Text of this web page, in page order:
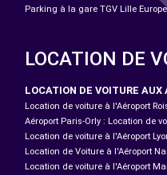
Parking à la gare TGV Lille Europe
LOCATION DE
LOCATION DE VOITURE AUX
Location de voiture à l'Aéroport
Aéroport Paris-Orly : Location de
Location de voiture à l'Aéroport
Location de Voiture à l'Aéroport
Location de voiture à l'Aéroport